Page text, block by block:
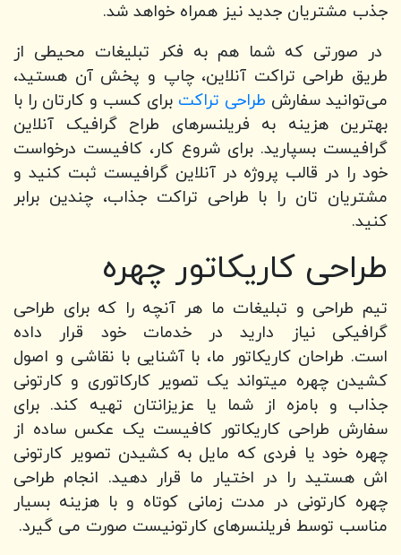
جذب مشتریان جدید نیز همراه خواهد شد.
در صورتی که شما هم به فکر تبلیغات محیطی از
طریق طراحی تراکت آنلاین، چاپ و پخش آن هستید،
می‌توانید سفارش طراحی تراکت برای کسب و کارتان را با
بهترین هزینه به فریلنسرهای طراح گرافیک آنلاین
گرافیست بسپارید. برای شروع کار، کافیست درخواست
خود را در قالب پروژه در آنلاین گرافیست ثبت کنید و
مشتریان تان را با طراحی تراکت جذاب، چندین برابر
کنید.
طراحی کاریکاتور چهره
تیم طراحی و تبلیغات ما هر آنچه را که برای طراحی
گرافیکی نیاز دارید در خدمات خود قرار داده
است. طراحان کاریکاتور ما، با آشنایی با نقاشی و اصول
کشیدن چهره میتواند یک تصویر کارکاتوری و کارتونی
جذاب و بامزه از شما یا عزیزانتان تهیه کند. برای
سفارش طراحی کاریکاتور کافیست یک عکس ساده از
چهره خود یا فردی که مایل به کشیدن تصویر کارتونی
اش هستید را در اختیار ما قرار دهید. انجام طراحی
چهره کارتونی در مدت زمانی کوتاه و با هزینه بسیار
مناسب توسط فریلنسرهای کارتونیست صورت می گیرد.